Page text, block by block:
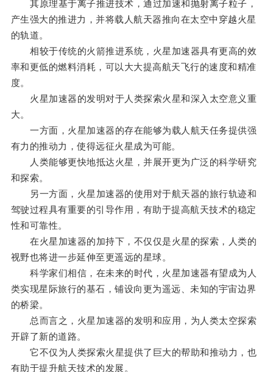
其原理基于离子推进技术，通过加速和抛射离子粒子，
产生强大的推进力，并将载人航天器推向在太空中穿越火星
的轨道。
相较于传统的火箭推进系统，火星加速器具有更高的效
率和更低的燃料消耗，可以大大提高航天飞行的速度和精准
度。
火星加速器的发明对于人类探索火星和深入太空意义重
大。
一方面，火星加速器的存在能够为载人航天任务提供强
有力的推动力，使得远征火星成为可能。
人类能够更快地抵达火星，并展开更为广泛的科学研究
和探索。
另一方面，火星加速器的使用对于航天器的旅行轨迹和
驾驶过程具有重要的引导作用，有助于提高航天技术的稳定
性和可靠性。
在火星加速器的加持下，不仅仅是火星的探索，人类的
视野也将进一步延伸至更遥远的星球。
科学家们相信，在未来的时代，火星加速器有望成为人
类实现星际旅行的基石，铺设向更为遥远、未知的宇宙边界
的桥梁。
总而言之，火星加速器的发明和应用，为人类太空探索
开辟了新的道路。
它不仅为人类探索火星提供了巨大的帮助和推动力，也
有助于提升航天技术的发展。